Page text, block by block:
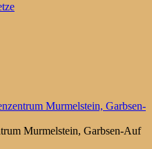
Murmelstein, Garbsen-
Murmelstein, Garbsen-Auf